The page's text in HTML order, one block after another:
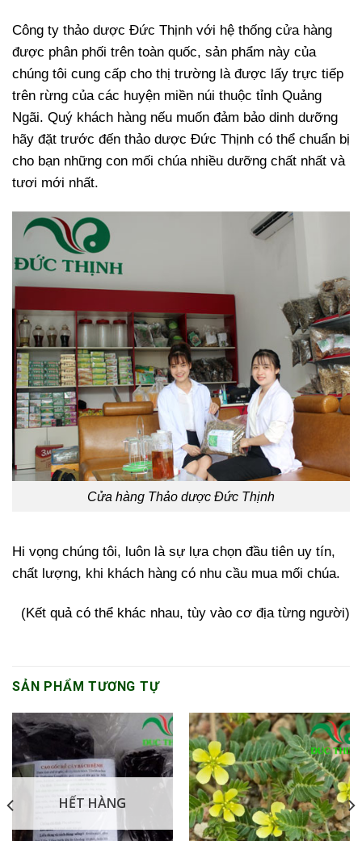
Công ty thảo dược Đức Thịnh với hệ thống cửa hàng
được phân phối trên toàn quốc, sản phẩm này của
chúng tôi cung cấp cho thị trường là được lấy trực tiếp
trên rừng của các huyện miền núi thuộc tỉnh Quảng
Ngãi. Quý khách hàng nếu muốn đảm bảo dinh dưỡng
hãy đặt trước đến thảo dược Đức Thịnh có thể chuẩn bị
cho bạn những con mối chúa nhiều dưỡng chất nhất và
tươi mới nhất.
Cửa hàng Thảo dược Đức Thịnh
Hi vọng chúng tôi, luôn là sự lựa chọn đầu tiên uy tín,
chất lượng, khi khách hàng có nhu cầu mua mối chúa.
(Kết quả có thể khác nhau, tùy vào cơ địa từng người)
SẢN PHẨM TƯƠNG TỰ
HẾT HÀNG